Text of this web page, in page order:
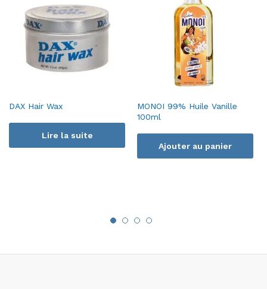
DAX Hair Wax
Lire la suite
MONOI 99% Huile Vanille
100ml
Ajouter au panier